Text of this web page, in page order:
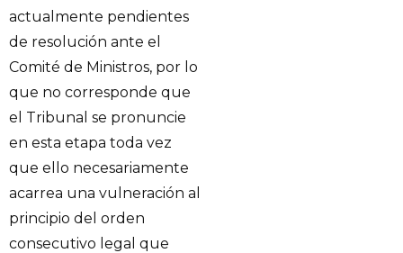
actualmente pendientes
de resolución ante el
Comité de Ministros, por lo
que no corresponde que
el Tribunal se pronuncie
en esta etapa toda vez
que ello necesariamente
acarrea una vulneración al
principio del orden
consecutivo legal que